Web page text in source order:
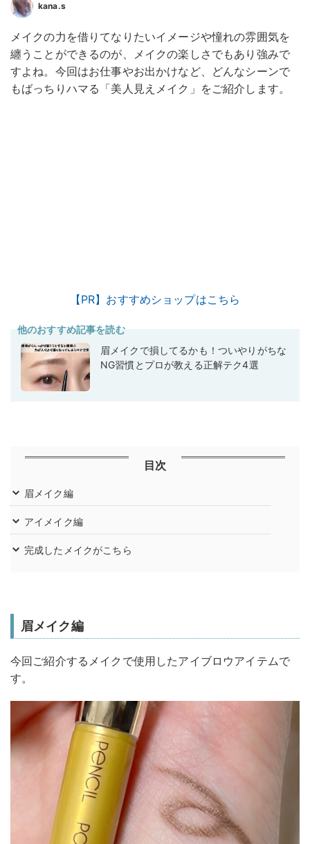
kana.s
メイクの力を借りてなりたいイメージや憧れの雰囲気を
纏うことができるのが、メイクの楽しさでもあり強みで
すよね。今回はお仕事やお出かけなど、どんなシーンで
もばっちりハマる「美人見えメイク」をご紹介します。
【PR】おすすめショップはこちら
他のおすすめ記事を読む
眉メイクで損してるかも！ついやりがちな
NG習慣とプロが教える正解テク4選
目次
眉メイク編
アイメイク編
完成したメイクがこちら
眉メイク編
今回ご紹介するメイクで使用したアイブロウアイテムで
す。